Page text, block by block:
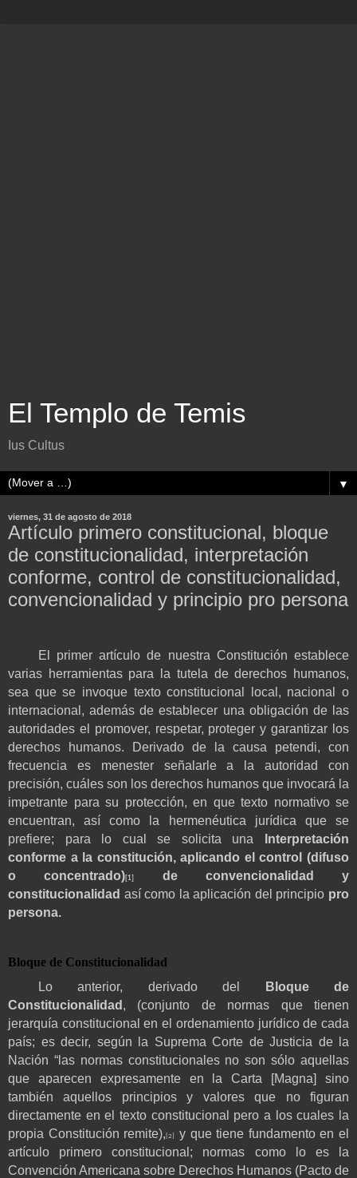
El Templo de Temis
Ius Cultus
▼
viernes, 31 de agosto de 2018
Artículo primero constitucional, bloque
de constitucionalidad, interpretación
conforme, control de constitucionalidad,
convencionalidad y principio pro persona
El primer artículo de nuestra Constitución establece
varias herramientas para la tutela de derechos humanos,
sea que se invoque texto constitucional local, nacional o
internacional, además de establecer una obligación de las
autoridades el promover, respetar, proteger y garantizar los
derechos humanos. Derivado de la causa petendi, con
frecuencia es menester señalarle a la autoridad con
precisión, cuáles son los derechos humanos que invocará la
impetrante para su protección, en que texto normativo se
encuentran, así como la hermenéutica jurídica que se
prefiere; para lo cual se solicita una
Interpretación
conforme a la constitución, aplicando el control (difuso
o concentrado) [1]
de convencionalidad y
constitucionalidad así como la aplicación del principio pro
persona.
Bloque de Constitucionalidad
Lo anterior, derivado del
Bloque de
Constitucionalidad , (conjunto de normas que tienen
jerarquía constitucional en el ordenamiento jurídico de cada
país; es decir, según la Suprema Corte de Justicia de la
Nación “las normas constitucionales no son sólo aquellas
que aparecen expresamente en la Carta [Magna] sino
también aquellos principios y valores que no figuran
directamente en el texto constitucional pero a los cuales la
propia Constitución remite), [2]
y que tiene fundamento en el
artículo primero constitucional; normas como lo es la
Convención Americana sobre Derechos Humanos (Pacto de